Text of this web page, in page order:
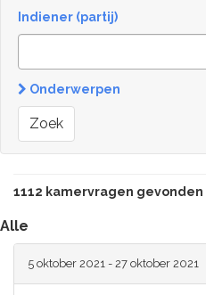
Indiener (partij)
Onderwerpen
Zoek
1112 kamervragen gevonden
Alle
5 oktober 2021 - 27 oktober 2021